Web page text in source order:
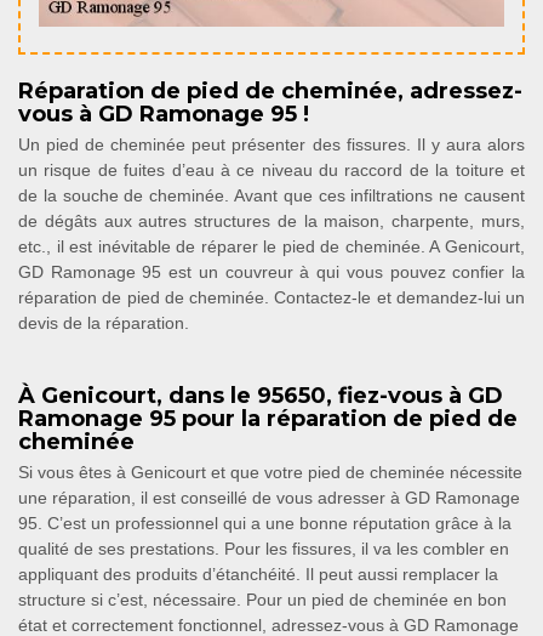
Réparation de pied de cheminée, adressez-
vous à GD Ramonage 95 !
Un pied de cheminée peut présenter des fissures. Il y aura alors
un risque de fuites d’eau à ce niveau du raccord de la toiture et
de la souche de cheminée. Avant que ces infiltrations ne causent
de dégâts aux autres structures de la maison, charpente, murs,
etc., il est inévitable de réparer le pied de cheminée. A Genicourt,
GD Ramonage 95 est un couvreur à qui vous pouvez confier la
réparation de pied de cheminée. Contactez-le et demandez-lui un
devis de la réparation.
À Genicourt, dans le 95650, fiez-vous à GD
Ramonage 95 pour la réparation de pied de
cheminée
Si vous êtes à Genicourt et que votre pied de cheminée nécessite
une réparation, il est conseillé de vous adresser à GD Ramonage
95. C’est un professionnel qui a une bonne réputation grâce à la
qualité de ses prestations. Pour les fissures, il va les combler en
appliquant des produits d’étanchéité. Il peut aussi remplacer la
structure si c’est, nécessaire. Pour un pied de cheminée en bon
état et correctement fonctionnel, adressez-vous à GD Ramonage